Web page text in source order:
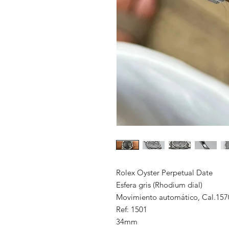
Rolex Oyster Perpetual Date
Esfera gris (Rhodium dial)
Movimiento automático,
Ref: 1501
34mm